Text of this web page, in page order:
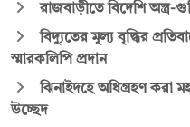
রাজবাড়ীতে বিদেশি অস্ত্র-
বিদ্যুতের মূল্য বৃদ্ধির
স্মারকলিপি প্রদান
ঝিনাইদহে অধিগ্রহণ করা
উচ্ছেদ